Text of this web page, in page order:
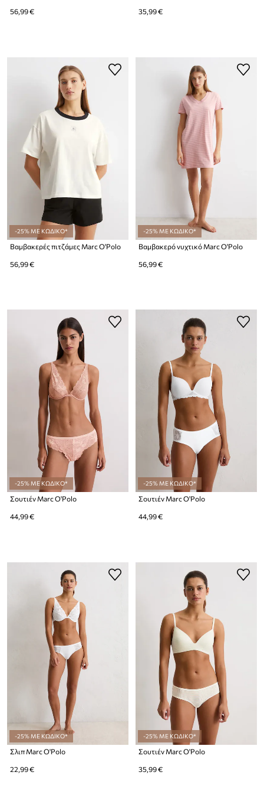
56,99 € 35,99 €
-25% ΜΕ ΚΩΔΙΚΟ*
Βαμβακερές πιτζάμες Marc O'Polo
56,99 €
-25% ΜΕ ΚΩΔΙΚΟ*
Βαμβακερό νυχτικό Marc O'Polo
56,99 €
-25% ΜΕ ΚΩΔΙΚΟ*
Σουτιέν Marc O'Polo
44,99 €
-25% ΜΕ ΚΩΔΙΚΟ*
Σουτιέν Marc O'Polo
44,99 €
-25% ΜΕ ΚΩΔΙΚΟ*
Σλιπ Marc O'Polo
22,99 €
-25% ΜΕ ΚΩΔΙΚΟ*
Σουτιέν Marc O'Polo
35,99 €